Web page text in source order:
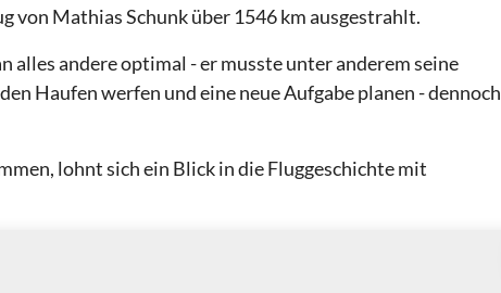
von Mathias Schunk über 1546 km ausgestrahlt.
alles andere optimal - er musste unter anderem seine
Haufen werfen und eine neue Aufgabe planen - dennoch
lohnt sich ein Blick in die Fluggeschichte mit